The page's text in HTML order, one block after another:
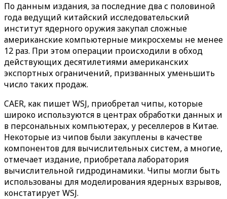
По данным издания, за последние два с половиной
года ведущий китайский исследовательский
институт ядерного оружия закупал сложные
американские компьютерные микросхемы не менее
12 раз. При этом операции происходили в обход
действующих десятилетиями американских
экспортных ограничений, призванных уменьшить
число таких продаж.
CAER, как пишет WSJ, приобретал чипы, которые
широко используются в центрах обработки данных и
в персональных компьютерах, у реселлеров в Китае.
Некоторые из чипов были закуплены в качестве
компонентов для вычислительных систем, а многие,
отмечает издание, приобретала лаборатория
вычислительной гидродинамики. Чипы могли быть
использованы для моделирования ядерных взрывов,
констатирует WSJ.